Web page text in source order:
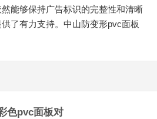
能够保持广告标识的完整性和清晰
了有力支持。中山防变形pvc面板
色pvc面板对